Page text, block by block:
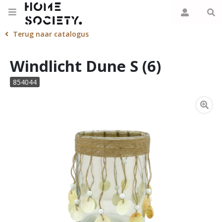
Terug naar catalogus
Windlicht Dune S (6)
854044